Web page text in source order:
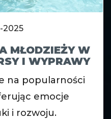
2025
MŁODZIEŻY W
I WYPRAWY
na popularności
emocje
i rozwoju.